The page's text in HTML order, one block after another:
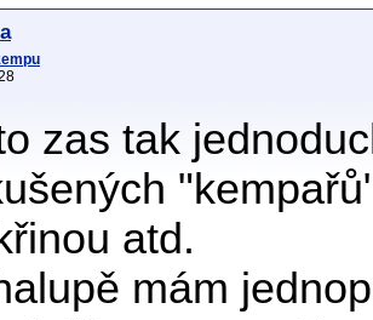
zas tak
atd.
mám